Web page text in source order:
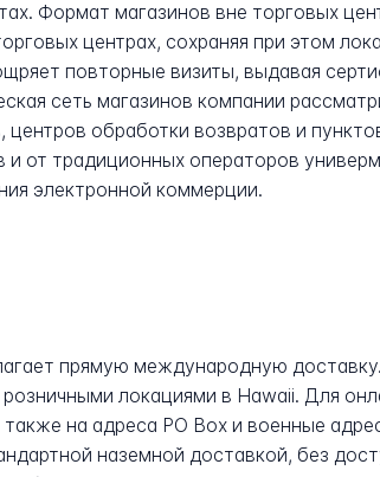
Формат магазинов вне торговых
центрах, сохраняя при этом
повторные визиты, выдавая
сеть магазинов компании
обработки возвратов и
и от традиционных операторов
электронной коммерции.
прямую международную
локациями в Hawaii. Для
на адреса PO Box и военные
наземной доставкой, без